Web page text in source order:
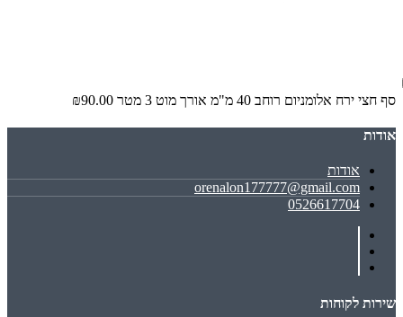
סף חצי ירח אלומניום רוחב 40 מ"מ אורך מוט 3 מטר ₪90.00
אודות
אודות
orenalon177777@gmail.com
0526617704
שירות לקוחות